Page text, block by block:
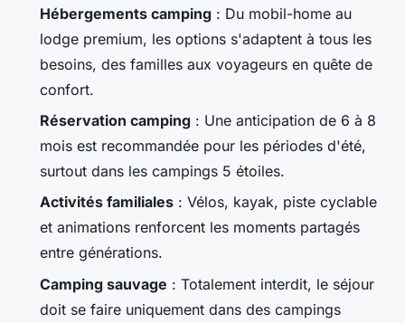
Hébergements camping : Du mobil-home au
lodge premium, les options s'adaptent à tous les
besoins, des familles aux voyageurs en quête de
confort.
Réservation camping : Une anticipation de 6 à 8
mois est recommandée pour les périodes d'été,
surtout dans les campings 5 étoiles.
Activités familiales : Vélos, kayak, piste cyclable
et animations renforcent les moments partagés
entre générations.
Camping sauvage : Totalement interdit, le séjour
doit se faire uniquement dans des campings